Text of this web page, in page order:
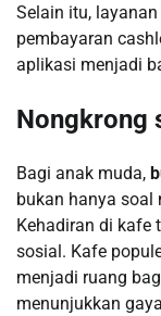
Selain itu,
pembayaran
aplikasi menjadi
Nongkrong
Bagi anak muda,
bukan hanya soal
Kehadiran di kafe
sosial. Kafe
menjadi ruang
menunjukkan